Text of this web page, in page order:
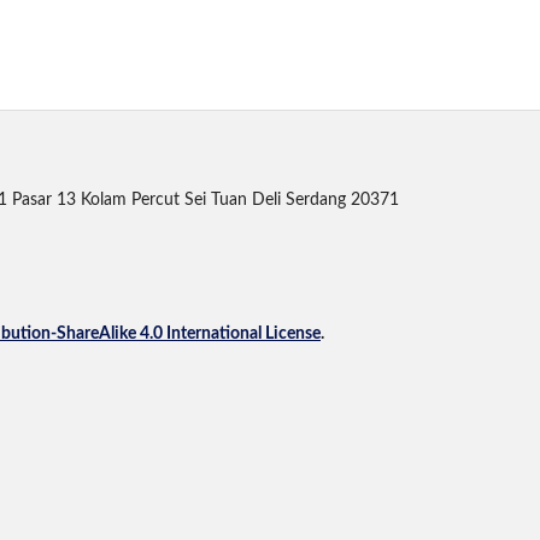
13 Kolam Percut Sei Tuan Deli Serdang 20371
ShareAlike 4.0 International License.